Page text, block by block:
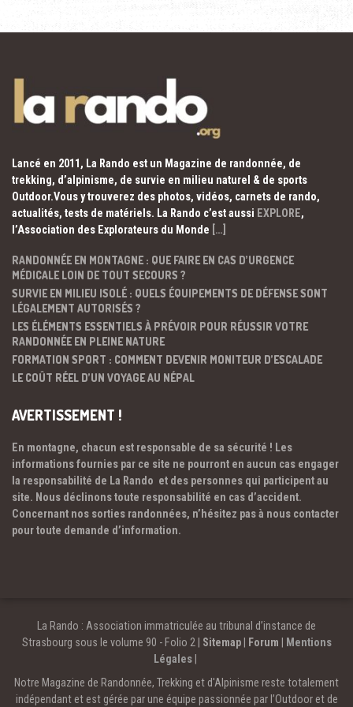
Lancé en 2011, La Rando est un Magazine de randonnée, de
trekking, d’alpinisme, de survie en milieu naturel & de sports
Outdoor.Vous y trouverez des photos, vidéos, carnets de rando,
actualités, tests de matériels. La Rando c’est aussi EXPLORE,
l’Association des Explorateurs du Monde […]
RANDONNÉE EN MONTAGNE : QUE FAIRE EN CAS D’URGENCE
MÉDICALE LOIN DE TOUT SECOURS ?
SURVIE EN MILIEU ISOLÉ : QUELS ÉQUIPEMENTS DE DÉFENSE SONT
LÉGALEMENT AUTORISÉS ?
LES ÉLÉMENTS ESSENTIELS À PRÉVOIR POUR RÉUSSIR VOTRE
RANDONNÉE EN PLEINE NATURE
FORMATION SPORT : COMMENT DEVENIR MONITEUR D’ESCALADE
LE COÛT RÉEL D’UN VOYAGE AU NÉPAL
AVERTISSEMENT !
En montagne, chacun est responsable de sa sécurité ! Les
informations fournies par ce site ne pourront en aucun cas engager
la responsabilité de La Rando et des personnes qui participent au
site. Nous déclinons toute responsabilité en cas d’accident.
Concernant nos sorties randonnées, n’hésitez pas à nous contacter
pour toute demande d’information.
La Rando : Association immatriculée au tribunal d’instance de
Strasbourg sous le volume 90 - Folio 2 | Sitemap| Forum
Mentions
Légales
Notre Magazine de Randonnée, Trekking et d'Alpinisme reste totalement
indépendant et est gérée par une équipe passionnée par l’Outdoor et de